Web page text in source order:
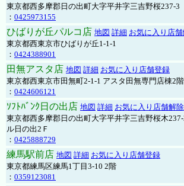
東京都西多摩郡日の出町大字平井字三吉野桜237-3
： 0425973155
ひばりが丘パルコ店 地図 詳細 お気に入り店
東京都西東京市ひばりが丘1-1-1
： 0424388901
田無アスタ店 地図 詳細 お気に入り店舗登録
東京都西東京市田無町2-1-1 アスタ田無専門店棟2階
： 0424606121
ｿﾌﾄﾊﾞﾝｸ日の出店 地図 詳細 お気に入り店舗解除
東京都西多摩郡日の出町大字平井字三吉野桜木
ル日の出2Ｆ
： 0425888729
練馬駅前店 地図 詳細 お気に入り店舗登録
東京都練馬区練馬1丁目3-10 2階
： 0359123081